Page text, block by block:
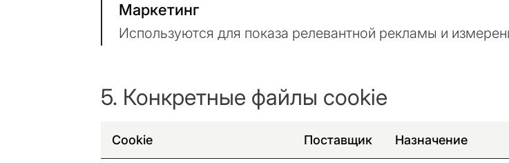
Маркетинг
Используются для показа релевантной рекламы и
5. Конкретные файлы cookie
Cookie Поставщик Назначение